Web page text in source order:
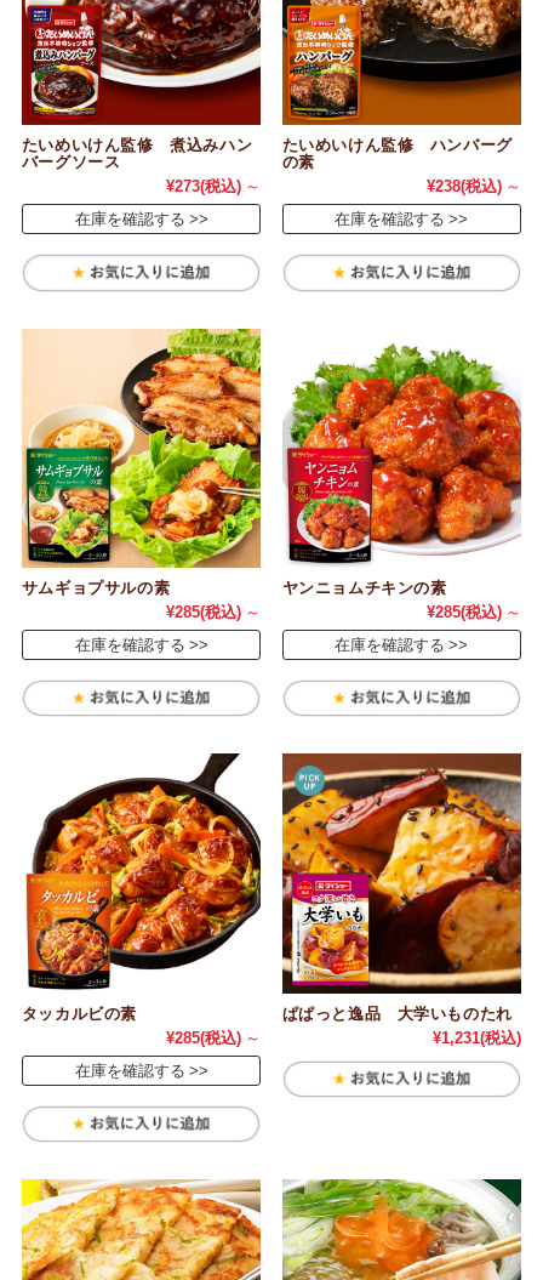
たいめいけん監修 煮込みハン
バーグソース
¥273(税込) ～
在庫を確認する
たいめいけん監修 ハンバーグ
の素
¥238(税込) ～
在庫を確認する
サムギョプサルの素
¥285(税込) ～
在庫を確認する
ヤンニョムチキンの素
¥285(税込) ～
在庫を確認する
タッカルビの素
¥285(税込) ～
在庫を確認する
ぱぱっと逸品 大学いものたれ
¥1,231(税込)